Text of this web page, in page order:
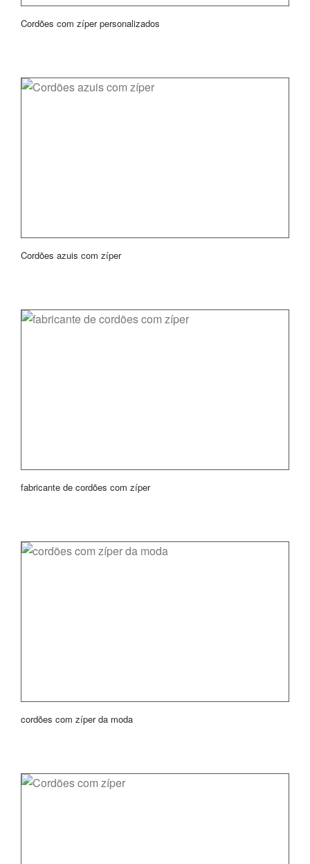
Cordões com zíper personalizados
Cordões azuis com zíper
fabricante de cordões com zíper
cordões com zíper da moda